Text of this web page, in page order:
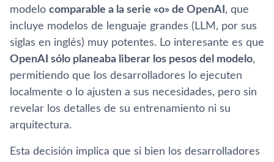
modelo comparable a la serie «o» de OpenAI , que
incluye modelos de lenguaje grandes (LLM, por sus
siglas en inglés) muy potentes. Lo interesante es que
OpenAI sólo planeaba liberar los pesos del modelo,
permitiendo que los desarrolladores lo ejecuten
localmente o lo ajusten a sus necesidades, pero sin
revelar los detalles de su entrenamiento ni su
arquitectura.
Esta decisión implica que si bien los desarrolladores